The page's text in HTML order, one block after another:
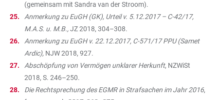
(gemeinsam mit Sandra van der Stroom).
Anmerkung zu EuGH (GK), Urteil v. 5.12.2017 – C-42/17,
M.A.S. u. M.B.,JZ 2018, 304–308.
Anmerkung zu EuGH v. 22.12.2017, C-571/17 PPU (Samet
Ardic), NJW 2018, 927.
Abschöpfung von Vermögen unklarer Herkunft, NZWiSt
2018, S. 246–250.
Die Rechtsprechung des EGMR in Strafsachen im Jahr 2016,